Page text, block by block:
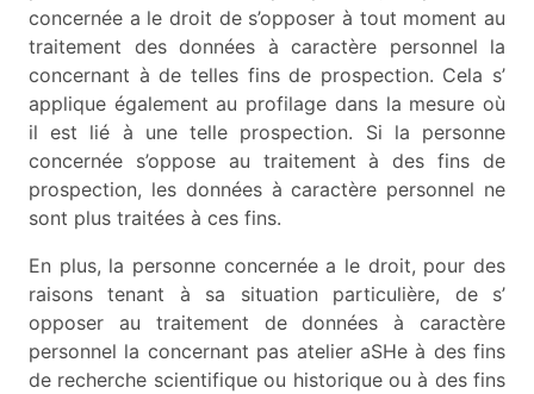
concernée a le droit de s’opposer à tout moment au
traitement des données à caractère personnel la
concernant à de telles fins de prospection. Cela s’
applique également au profilage dans la mesure où
il est lié à une telle prospection. Si la personne
concernée s’oppose au traitement à des fins de
prospection, les données à caractère personnel ne
sont plus traitées à ces fins.
En plus, la personne concernée a le droit, pour des
raisons tenant à sa situation particulière, de s’
opposer au traitement de données à caractère
personnel la concernant pas atelier aSHe à des fins
de recherche scientifique ou historique ou à des fins